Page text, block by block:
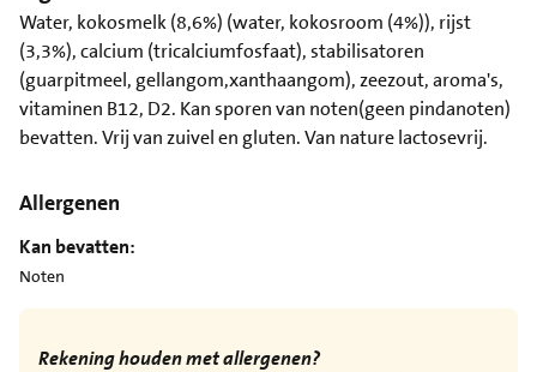
Water, kokosmelk (8,6%) (water, kokosroom (4%)), rijst
(3,3%), calcium (tricalciumfosfaat), stabilisatoren
(guarpitmeel, gellangom,xanthaangom), zeezout, aroma's,
vitaminen B12, D2. Kan sporen van noten(geen pindanoten)
bevatten. Vrij van zuivel en gluten. Van nature lactosevrij.
Allergenen
Kan bevatten:
Noten
Rekening houden met allergenen?